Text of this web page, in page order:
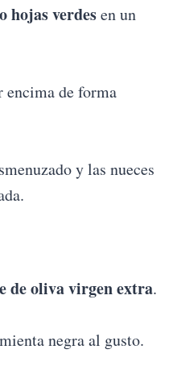
hojas verdesen un
de forma
y las nueces
de oliva virgen extra.
negra al gusto.